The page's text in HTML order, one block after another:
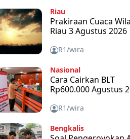
Riau
Prakiraan Cuaca
Riau 3 Agustus 2026
R1/wira
Nasional
Cara Cairkan BLT
Rp600.000 Agustus
R1/wira
Bengkalis